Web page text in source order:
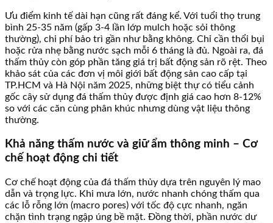
Ưu điểm kinh tế dài hạn cũng rất đáng kể. Với tuổi thọ trung
bình 25-35 năm (gấp 3-4 lần lớp mulch hoặc sỏi thông
thường), chi phí bảo trì gần như bằng không. Chỉ cần thổi bụi
hoặc rửa nhẹ bằng nước sạch mỗi 6 tháng là đủ. Ngoài ra, đá
thấm thủy còn góp phần tăng giá trị bất động sản rõ rệt. Theo
khảo sát của các đơn vị môi giới bất động sản cao cấp tại
TP.HCM và Hà Nội năm 2025, những biệt thự có tiểu cảnh
gốc cây sử dụng đá thấm thủy được định giá cao hơn 8-12%
so với các căn cùng phân khúc nhưng dùng vật liệu thông
thường.
Khả năng thấm nước và giữ ẩm thông minh – Cơ
chế hoạt động chi tiết
Cơ chế hoạt động của đá thấm thủy dựa trên nguyên lý mao
dẫn và trọng lực. Khi mưa lớn, nước nhanh chóng thấm qua
các lỗ rỗng lớn (macro pores) với tốc độ cực nhanh, ngăn
chặn tình trạng ngập úng bề mặt. Đồng thời, phần nước dư